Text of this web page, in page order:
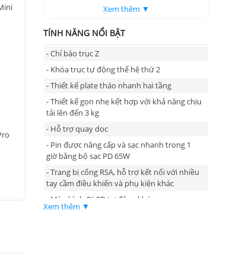
- DJI Electronic Briefcase Handle
Xem thêm ▼
TÍNH NĂNG NỔI BẬT
- Chỉ báo trục Z
- Khóa trục tự động thế hệ thứ 2
- Thiết kế plate tháo nhanh hai tầng
- Thiết kế gọn nhẹ kết hợp với khả năng chịu
tải lên đến 3 kg
- Hỗ trợ quay dọc
- Pin được nâng cấp và sạc nhanh trong 1
giờ bằng bộ sạc PD 65W
- Trang bị cổng RSA, hỗ trợ kết nối với nhiều
tay cầm điều khiển và phụ kiện khác
- Màn hình OLED tự động khóa
Xem thêm ▼